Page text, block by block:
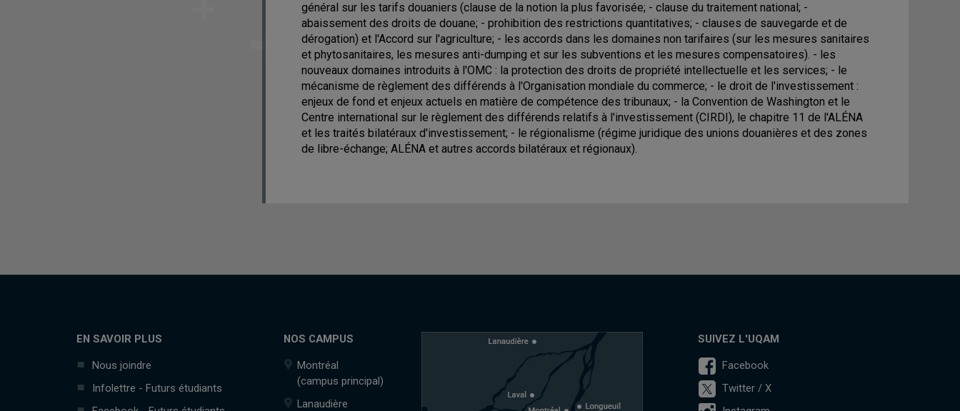
général sur les tarifs douaniers (clause de la notion la plus favorisée; - clause du traitement national; -
abaissement des droits de douane; - prohibition des restrictions quantitatives; - clauses de sauvegarde et de
dérogation) et l'Accord sur l'agriculture; - les accords dans les domaines non tarifaires (sur les mesures sanitaires
et phytosanitaires, les mesures anti-dumping et sur les subventions et les mesures compensatoires). - les
nouveaux domaines introduits à l'OMC : la protection des droits de propriété intellectuelle et les services; - le
mécanisme de règlement des différends à l'Organisation mondiale du commerce; - le droit de l'investissement :
enjeux de fond et enjeux actuels en matière de compétence des tribunaux; - la Convention de Washington et le
Centre international sur le règlement des différends relatifs à l'investissement (CIRDI), le chapitre 11 de l'ALÉNA
et les traités bilatéraux d'investissement; - le régionalisme (régime juridique des unions douanières et des zones
de libre-échange; ALÉNA et autres accords bilatéraux et régionaux).
EN SAVOIR PLUS
Nous joindre
Infolettre - Futurs étudiants
NOS CAMPUS
Montréal
(campus principal)
Lanaudière
SUIVEZ L'UQAM
Facebook
Twitter / X